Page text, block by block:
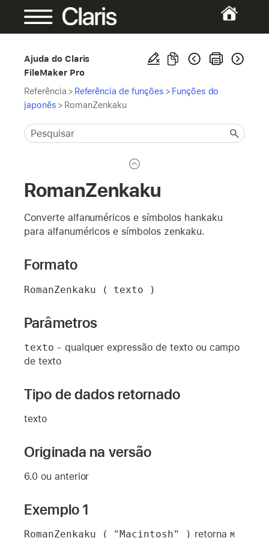
Ajuda do Claris
FileMaker Pro
Referência > Referência de funções > Funções do
japonês > RomanZenkaku
RomanZenkaku
Converte alfanuméricos e símbolos hankaku
para alfanuméricos e símbolos zenkaku.
Formato
RomanZenkaku ( texto )
Parâmetros
texto - qualquer expressão de texto ou campo
de texto
Tipo de dados retornado
texto
Originada na versão
6.0 ou anterior
Exemplo 1
RomanZenkaku ( "Macintosh" ) retorna M